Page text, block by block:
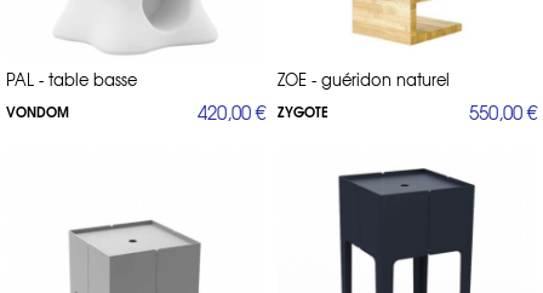
PAL - table basse
VONDOM 420,00 €
ZOE - guéridon naturel
ZYGOTE 550,00 €